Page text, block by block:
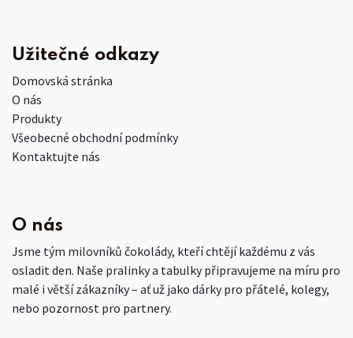
Užitečné odkazy
Domovská stránka
O nás
Produkty
Všeobecné obchodní podmínky
Kontaktujte nás
O nás
Jsme tým milovníků čokolády, kteří chtějí každému z vás
osladit den. Naše pralinky a tabulky připravujeme na míru pro
malé i větší zákazníky – ať už jako dárky pro přátelé, kolegy,
nebo pozornost pro partnery.